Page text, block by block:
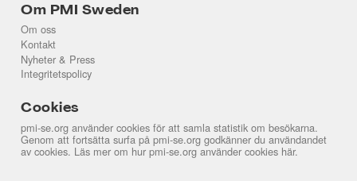
Om PMI Sweden
Om oss
Kontakt
Nyheter & Press
Integritetspolicy
Cookies
pmi-se.org använder cookies för att samla statistik om besökarna.
Genom att fortsätta surfa på pmi-se.org godkänner du användandet
av cookies. Läs mer om hur pmi-se.org använder cookies här.